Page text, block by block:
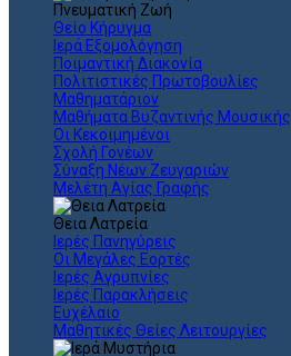
Πνευματική Ζωή
Θείο Κήρυγμα
Ιερά Εξομολόγηση
Ποιμαντική Διακονία
Πολιτιστικές Πρωτοβουλίες
Μαθηματάριον
Μαθήματα Βυζαντινής Μουσικής
Οι Κεκοιμημένοι
Σχολή Γονέων
Σύναξη Νέων Ζευγαριών
Μελέτη Αγίας Γραφής
Θεια Λατρεία
Ιερές Πανηγύρεις
Οι Μεγάλες Εορτές
Ιερές Αγρυπνίες
Ιερές Παρακλήσεις
Ευχέλαιο
Μαθητικές Θείες Λειτουργίες